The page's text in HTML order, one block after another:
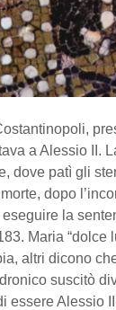
a Alessio II.
dove patì gli
dopo
la
Maria “dolce
altri dicono
suscitò
essere Alessio